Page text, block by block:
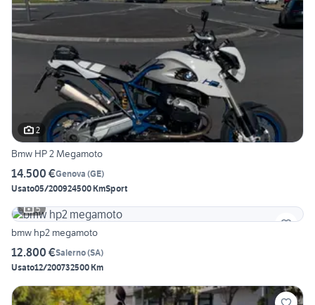
2
Bmw HP 2 Megamoto
14.500 €Genova (GE)
Usato05/200924500 KmSport
5
bmw hp2 megamoto
12.800 €Salerno(SA)
Usato12/200732500 Km